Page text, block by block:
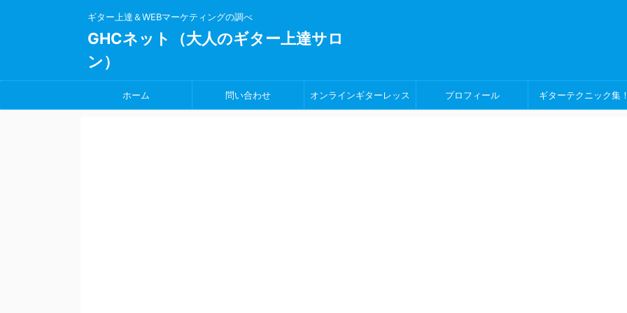
ギター上達＆WEBマーケティングの調べ
GHCネット（大人のギター上達サロ
ン）
ホーム 問い合わせ オンラインギターレッス プロフィール ギターテクニック集